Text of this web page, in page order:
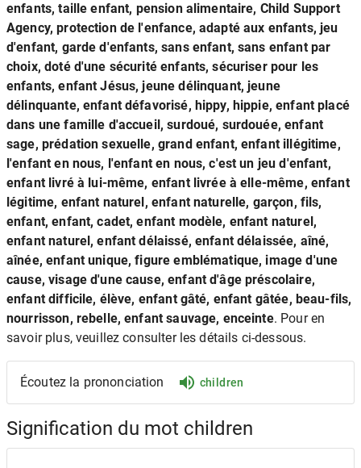
enfants, taille enfant, pension alimentaire, Child Support
Agency, protection de l'enfance, adapté aux enfants, jeu
d'enfant, garde d'enfants, sans enfant, sans enfant par
choix, doté d'une sécurité enfants, sécuriser pour les
enfants, enfant Jésus, jeune délinquant, jeune
délinquante, enfant défavorisé, hippy, hippie, enfant placé
dans une famille d'accueil, surdoué, surdouée, enfant
sage, prédation sexuelle, grand enfant, enfant illégitime,
l'enfant en nous, l'enfant en nous, c'est un jeu d'enfant,
enfant livré à lui-même, enfant livrée à elle-même, enfant
légitime, enfant naturel, enfant naturelle, garçon, fils,
enfant, enfant, cadet, enfant modèle, enfant naturel,
enfant naturel, enfant délaissé, enfant délaissée, aîné,
aînée, enfant unique, figure emblématique, image d'une
cause, visage d'une cause, enfant d'âge préscolaire,
enfant difficile, élève, enfant gâté, enfant gâtée, beau-fils,
nourrisson, rebelle, enfant sauvage, enceinte. Pour en
savoir plus, veuillez consulter les détails ci-dessous.
Écoutez la prononciation children
Signification du mot children